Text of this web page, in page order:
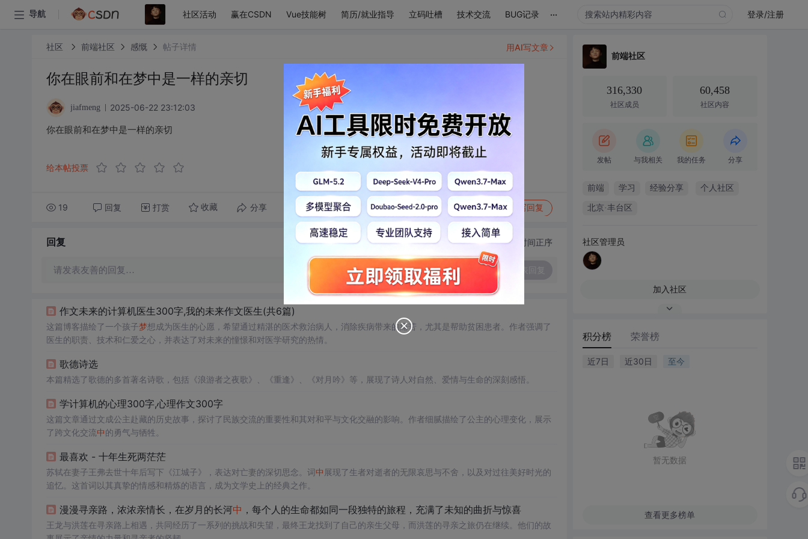
导航 社区活动 赢在CSDN Vue技能树 简历/就业指导 立码吐槽 技术交流 BUG记录 ... 登录/注册
社区 前端社区 感慨 帖子详情
你在眼前和在梦中是一样的亲切
jiafmeng 2025-06-22 23:12:03
你在眼前和在梦中是一样的亲切
给本帖投票
19 回复 打赏 收藏 分享 转发到动态 举报 写回复
用AI写文章
回复 切换为时间正序
请发表友善的回复…
作文未来的计算机医生300字,我的未来作文医生(共6篇)
这篇博客描绘了一个孩子梦想成为医生的心愿，希望通过精湛的医术救治病人，消除疾病带来的痛苦，尤其是帮助贫困患者。作者强调了
医生的职责、技术和仁爱之心，并表达了对未来的憧憬和对医学研究的热情。
歌德诗选
本篇精选了歌德的多首著名诗歌，包括《浪游者之夜歌》、《重逢》、《对月吟》等，展现了诗人对自然、爱情与生命的深刻感悟。
学计算机的心理300字,心理作文300字
这篇文章通过文成公主赴藏的历史故事，探讨了民族交流的重要性和其对和平与文化交融的影响。作者细腻描绘了公主的心理变化，展示
了跨文化交流中的勇气与牺牲。
最喜欢 - 十年生死两茫茫
苏轼在妻子王弗去世十年后写下《江城子》，表达对亡妻的深切思念。词中 展现了生者对逝者的无限哀思与不舍，以及对过往美好时光的
追忆。这首词以其真挚的情感和精炼的语言，成为文学史上的经典之作。
漫漫寻亲路，浓浓亲情长，在岁月的长河中 ，每个人的生命都如同一段独特的旅程，充满了未知的曲折与惊喜
王龙与洪莲在寻亲路上相遇，共同经历了一系列的挑战和失望，最终王龙找到了自己的亲生父母，而洪莲的寻亲之旅仍在继续。他们的故
前端社区
316,330
社区成员
60,458
社区内容
发帖 与我相关 我的任务 分享
前端 学习 经验分享 个人社区
北京·丰台区
社区管理员
加入社区
积分榜 荣誉榜
近7日 近30日 至今
暂无数据
查看更多榜单